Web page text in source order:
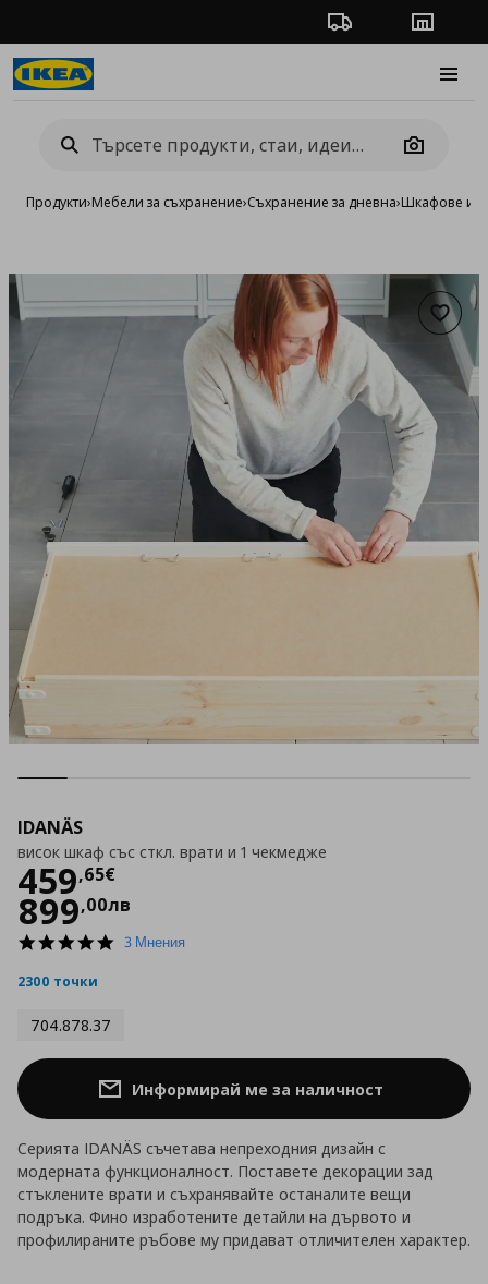
Проследяване на
Camera
Продукти›Мебели за съхранение›Съхранение за дневна›Шкафове и
IDANÄS
висок шкаф със сткл. врати и 1 чекмедже
459,65€
Цена
899,00лв
5.0
3 Мнения
2300 точки
704.878.37
Информирай ме за наличност
Серията IDANÄS съчетава непреходния дизайн с
модерната функционалност. Поставете декорации зад
стъклените врати и съхранявайте останалите вещи
подръка. Фино изработените детайли на дървото и
профилираните ръбове му придават отличителен характер.